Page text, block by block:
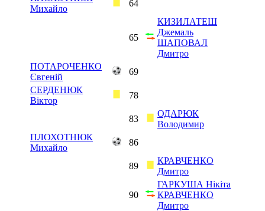
Михайло
64
65
КИЗИЛАТЕШ
Джемаль
ШАПОВАЛ
Дмитро
ПОТАРОЧЕНКО
Євгеній
69
СЕРДЕНЮК
Віктор
78
83
ОДАРЮК
Володимир
ПЛОХОТНЮК
Михайло
86
89
КРАВЧЕНКО
Дмитро
90
ГАРКУША Нікіта
КРАВЧЕНКО
Дмитро